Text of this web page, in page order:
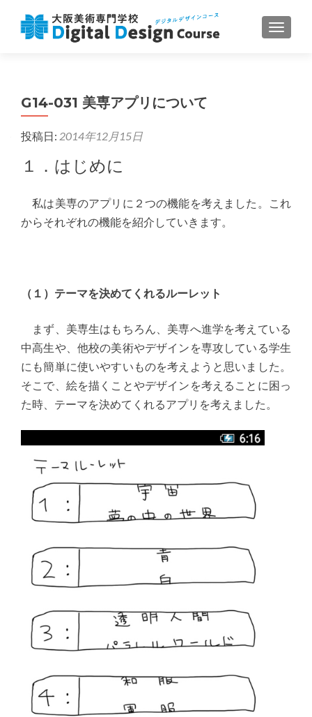
ナビゲ
G14-031 美専アプリについて
投稿日: 2014年12月15日
１．はじめに
私は美専のアプリに２つの機能を考えました。これ
からそれぞれの機能を紹介していきます。
（１）テーマを決めてくれるルーレット
まず、美専生はもちろん、美専へ進学を考えている
中高生や、他校の美術やデザインを専攻している学生
にも簡単に使いやすいものを考えようと思いました。
そこで、絵を描くことやデザインを考えることに困っ
た時、テーマを決めてくれるアプリを考えました。